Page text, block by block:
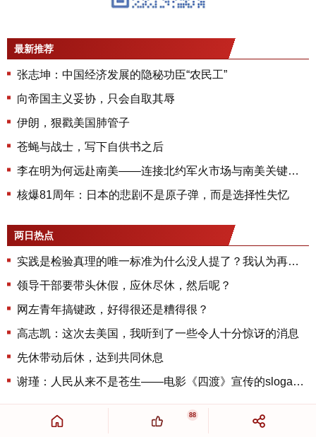
最新推荐
张志坤：中国经济发展的隐秘功臣“农民工”
向帝国主义妥协，只会自取其辱
伊朗，狠戳美国肺管子
苍蝇与战士，写下自供书之后
李在明为何远赴南美——连接北约军火市场与南美关键矿产的实用外交真相
核爆81周年：日本的悲剧不是原子弹，而是选择性失忆
两日热点
实践是检验真理的唯一标准为什么没人提了？我认为再检验一下很有必要
领导干部要带头休假，应休尽休，然后呢？
网左青年搞键政，好得很还是糟得很？
高志凯：这次去美国，我听到了一些令人十分惊讶的消息
先休带动后休，达到共同休息
谢瑾：人民从来不是苍生——电影《四渡》宣传的slogan批判
88